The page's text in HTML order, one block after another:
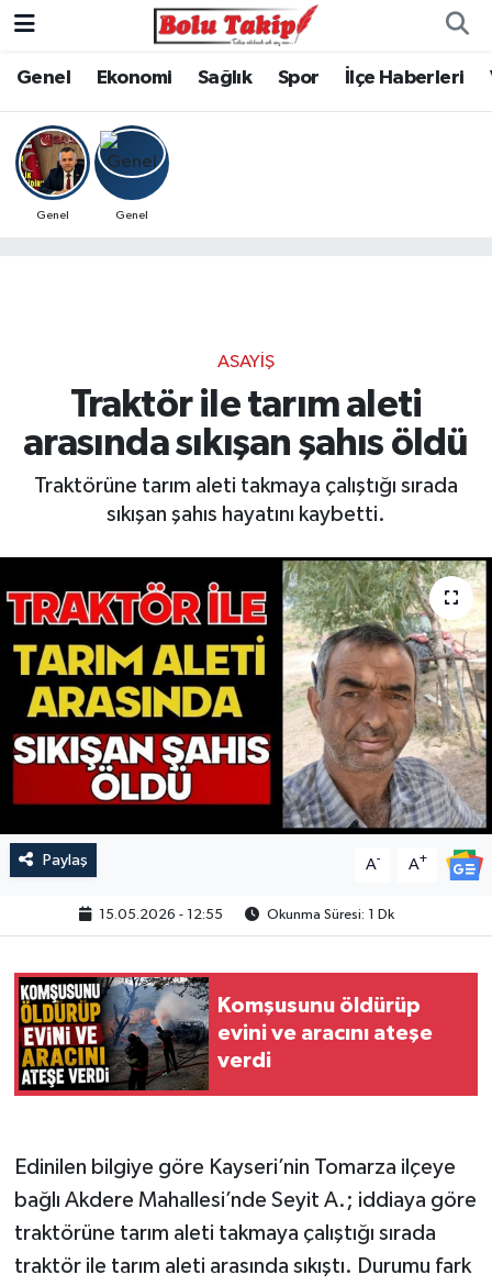
Genel Ekonomi Sağlık Spor İlçe Haberleri
Genel Genel
ASAYIŞ
Traktör ile tarım aleti
arasında sıkışan şahıs öldü
Traktörüne tarım aleti takmaya çalıştığı sırada
sıkışan şahıs hayatını kaybetti.
Paylaş A- A+
15.05.2026 - 12:55 Okunma Süresi: 1 Dk
Komşusunu öldürüp
evini ve aracını ateşe
verdi
Edinilen bilgiye göre Kayseri’nin Tomarza ilçeye
bağlı Akdere Mahallesi’nde Seyit A.; iddiaya göre
traktörüne tarım aleti takmaya çalıştığı sırada
traktör ile tarım aleti arasında sıkıştı. Durumu fark